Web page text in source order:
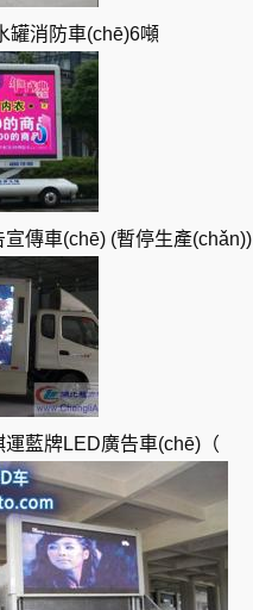
罐消防車(chē)6噸
傳車(chē) (暫停生產(chǎn))
藍牌LED廣告車(chē)（